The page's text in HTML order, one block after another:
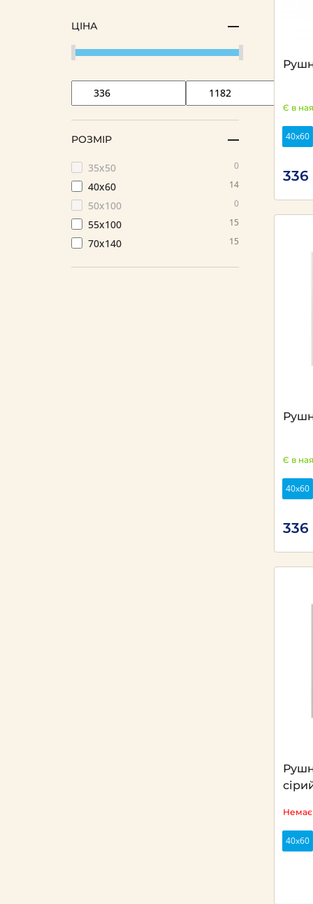
ЦІНА
РОЗМІР
35х50 0
40х60 14
50х100 0
55х100 15
70х140 15
Є в
40х60
336
Є в
40х60
336
Немає
40х60